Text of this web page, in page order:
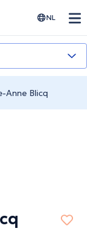
NL
Anne Blicq